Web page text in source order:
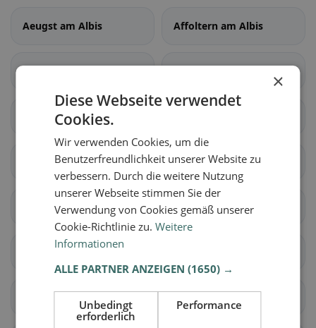
Aeugst am Albis Affoltern am Albis
Hedingen
Knonau Maschwanden
Mettmenstetten Obfelden
Rifferswil
Wettswil am Albis Benken ZH
×
Diese Webseite verwendet
Cookies.
Wir verwenden Cookies, um die
Benutzerfreundlichkeit unserer Website zu
verbessern. Durch die weitere Nutzung
unserer Webseite stimmen Sie der
Verwendung von Cookies gemäß unserer
Cookie-Richtlinie zu.Weitere
Informationen
ALLE PARTNER ANZEIGEN(1650) →
Unbedingt
erforderlich
Performance